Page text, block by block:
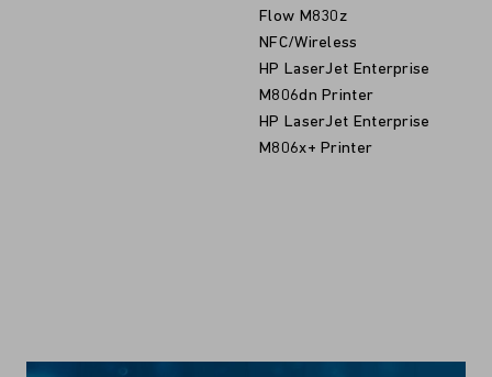
Flow M830z
NFC/Wireless
HP LaserJet Enterprise
M806dn Printer
HP LaserJet Enterprise
M806x+ Printer